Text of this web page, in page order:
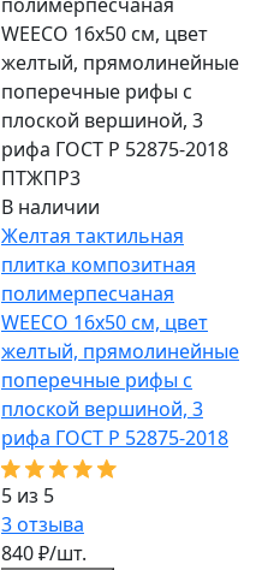
ПТЖПР3
В наличии
Желтая тактильная
плитка композитная
полимерпесчаная
WEECO 16х50 см, цвет
желтый, прямолинейные
поперечные рифы с
плоской вершиной, 3
рифа ГОСТ Р 52875-2018
5 из 5
3отзыва
840 ₽/шт.